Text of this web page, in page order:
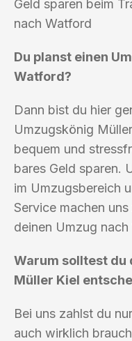
Geld sparen beim
nach Watford
Du planst einen
Watford?
Dann bist du hier
Umzugskönig
bequem und
bares Geld sparen.
im Umzugsbereich
Service machen
deinen Umzug
Warum solltest du
Müller Kiel
Bei uns zahlst du
auch wirklich